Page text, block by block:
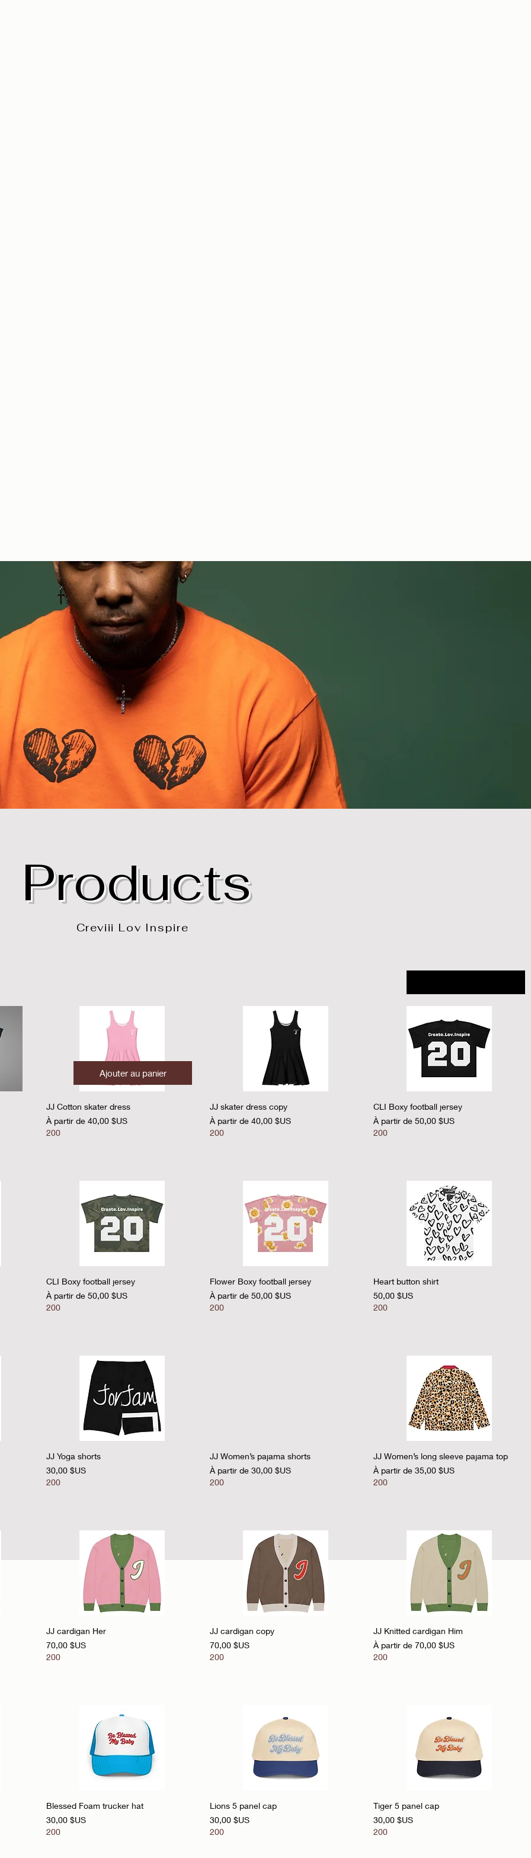
Products
Creviii Lov Inspire
Aperçu rapide
JJ Cotton skater dress
À partir de 40,00 $US
Prix promotionnel
200
Aperçu rapide
JJ skater dress copy
À partir de 40,00 $US
Prix promotionnel
200
Aperçu rapide
CLI Boxy football jersey
À partir de 50,00 $US
Prix promotionnel
200
Aperçu rapide
CLI Boxy football jersey
À partir de 50,00 $US
Prix promotionnel
200
Aperçu rapide
Flower Boxy football jersey
À partir de 50,00 $US
Prix promotionnel
200
Aperçu rapide
Heart button shirt
Prix
50,00 $US
200
Aperçu rapide
JJ Yoga shorts
Prix
30,00 $US
200
Aperçu rapide
JJ Women’s pajama shorts
À partir de 30,00 $US
Prix promotionnel
200
Aperçu rapide
JJ Women’s long sleeve pajama top
À partir de 35,00 $US
Prix promotionnel
200
Aperçu rapide
JJ cardigan Her
Prix
70,00 $US
200
Aperçu rapide
JJ cardigan copy
Prix
70,00 $US
200
Aperçu rapide
JJ Knitted cardigan Him
À partir de 70,00 $US
Prix promotionnel
200
Aperçu rapide
Blessed Foam trucker hat
Prix
30,00 $US
200
Aperçu rapide
Lions 5 panel cap
Prix
30,00 $US
200
Aperçu rapide
Tiger 5 panel cap
Prix
30,00 $US
200
Ajouter au panier